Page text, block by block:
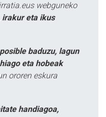
webguneko
irakur eta ikus
posible baduzu, lagun
eta hobeak
ororen eskura
handiagoa,